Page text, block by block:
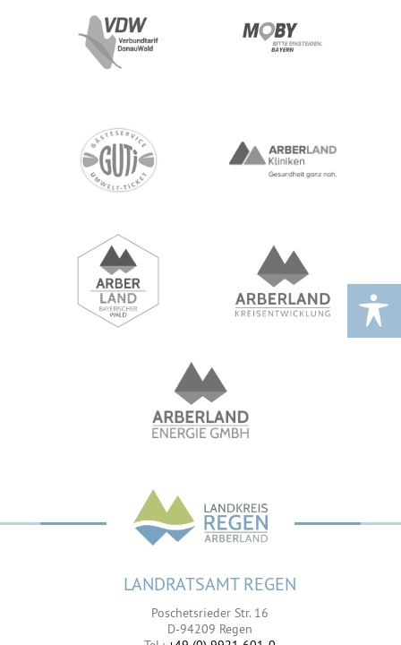
LANDRATSAMT REGEN
Poschetsrieder Str. 16
D-94209 Regen